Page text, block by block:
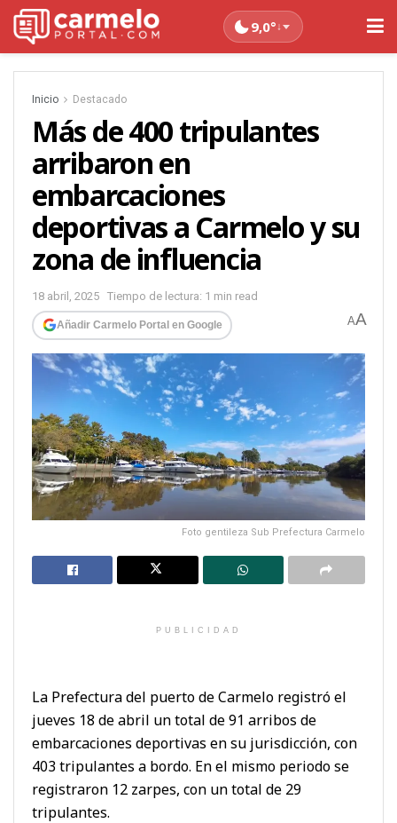
9,0°↓
Inicio Destacado
Más de 400 tripulantes
arribaron en
embarcaciones
deportivas a Carmelo y su
zona de influencia
18 abril, 2025 Tiempo de lectura: 1 min read
Añadir Carmelo Portal en Google AA
Foto gentileza Sub Prefectura Carmelo
PUBLICIDAD
La Prefectura del puerto de Carmelo registró el
jueves 18 de abril un total de 91 arribos de
embarcaciones deportivas en su jurisdicción, con
403 tripulantes a bordo. En el mismo periodo se
registraron 12 zarpes, con un total de 29
tripulantes.